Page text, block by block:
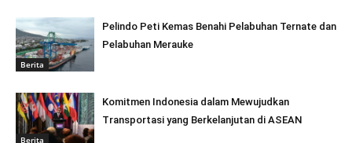
Berita
Pelindo Peti Kemas Benahi Pelabuhan Ternate dan
Pelabuhan Merauke
Berita
Komitmen Indonesia dalam Mewujudkan
Transportasi yang Berkelanjutan di ASEAN